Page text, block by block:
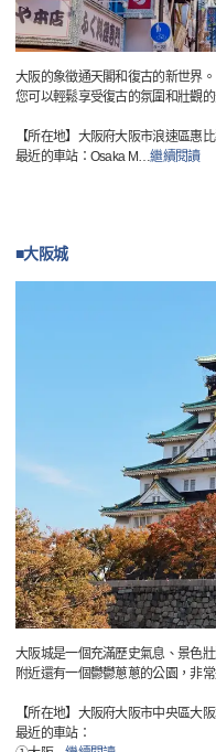
大阪的象徵通天閣和復古的新世界。
您可以輕鬆享受復古的氛圍和壯觀的
【所在地】大阪府大阪市浪速區惠
最近的車站：Osaka M…繼續閱讀
■大阪城
大阪城是一個充滿歷史氣息、景色壯
附近還有一個鬱鬱蔥蔥的公園，非常
【所在地】大阪府大阪市中央區大
最近的車站：